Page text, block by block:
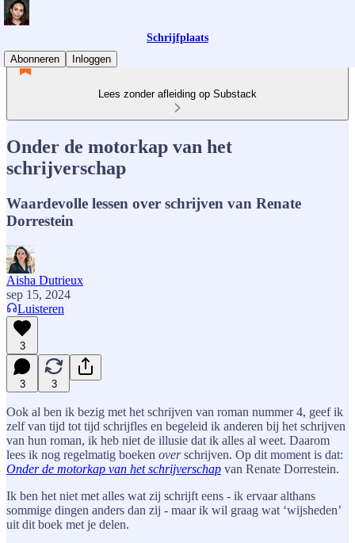
Schrijfplaats
Abonneren
Inloggen
Lees zonder afleiding op Substack
Onder de motorkap van het
schrijverschap
Waardevolle lessen over schrijven van Renate
Dorrestein
Aisha Dutrieux
sep 15, 2024
Luisteren
3
3 3
Ook al ben ik bezig met het schrijven van roman nummer 4, geef ik
zelf van tijd tot tijd schrijfles en begeleid ik anderen bij het schrijven
van hun roman, ik heb niet de illusie dat ik alles al weet. Daarom
lees ik nog regelmatig boeken overschrijven. Op dit moment is dat:
Onder de motorkap van het schrijverschap van Renate Dorrestein.
Ik ben het niet met alles wat zij schrijft eens - ik ervaar althans
sommige dingen anders dan zij - maar ik wil graag wat ‘wijsheden’
uit dit boek met je delen.